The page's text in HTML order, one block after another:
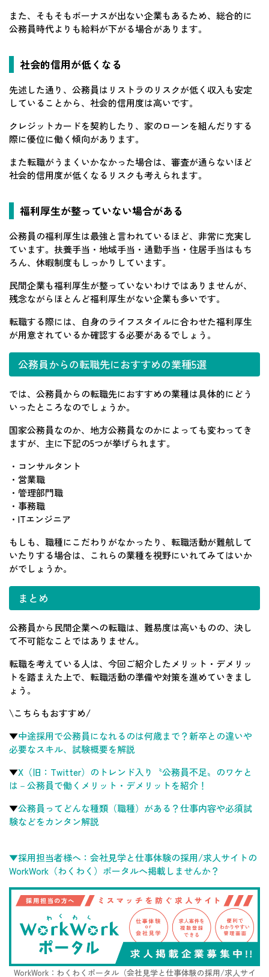
また、そもそもボーナスが出ない企業もあるため、総合的に
公務員時代よりも給料が下がる場合があります。
社会的信用が低くなる
先述した通り、公務員はリストラのリスクが低く収入も安定
していることから、社会的信用度は高いです。
クレジットカードを契約したり、家のローンを組んだりする
際に優位に働く傾向があります。
また転職がうまくいかなかった場合は、審査が通らないほど
社会的信用度が低くなるリスクも考えられます。
福利厚生が整っていない場合がある
公務員の福利厚生は最強と言われているほど、非常に充実し
ています。扶養手当・地域手当・通勤手当・住居手当はもち
ろん、休暇制度もしっかりしています。
民間企業も福利厚生が整っていないわけではありませんが、
残念ながらほとんど福利厚生がない企業も多いです。
転職する際には、自身のライフスタイルに合わせた福利厚生
が用意されているか確認する必要があるでしょう。
公務員からの転職先におすすめの業種5選
では、公務員からの転職先におすすめの業種は具体的にどう
いったところなのでしょうか。
国家公務員なのか、地方公務員なのかによっても変わってき
ますが、主に下記の5つが挙げられます。
・コンサルタント
・営業職
・管理部門職
・事務職
・ITエンジニア
もしも、職種にこだわりがなかったり、転職活動が難航して
いたりする場合は、これらの業種を視野にいれてみてはいか
がでしょうか。
まとめ
公務員から民間企業への転職は、難易度は高いものの、決し
て不可能なことではありません。
転職を考えている人は、今回ご紹介したメリット・デメリッ
トを踏まえた上で、転職活動の準備や対策を進めていきまし
ょう。
\こちらもおすすめ/
▼中途採用で公務員になれるのは何歳まで？新卒との違いや
必要なスキル、試験概要を解説
▼X（旧：Twitter）のトレンド入り〝公務員不足〟のワケと
は－公務員で働くメリット・デメリットを紹介！
▼公務員ってどんな種類（職種）がある？仕事内容や必須試
験などをカンタン解説
▼採用担当者様へ：会社見学と仕事体験の採用/求人サイトの
WorkWork（わくわく）ポータルへ掲載しませんか？
WorkWork：わくわくポータル（会社見学と仕事体験の採用/求人サイ